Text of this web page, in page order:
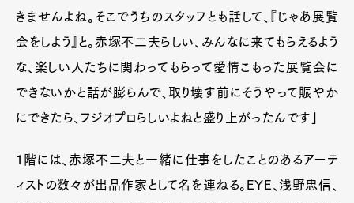
きませんよね。そこでうちのスタッフとも話して、『じゃあ展覧
会をしよう』と。赤塚不二夫らしい、みんなに来てもらえるよう
な、楽しい人たちに関わってもらって愛情こもった展覧会に
できないかと話が膨らんで、取り壊す前にそうやって賑やか
にできたら、フジオプロらしいよねと盛り上がったんです」
1階には、赤塚不二夫と一緒に仕事をしたことのあるアーテ
ィストの数々が出品作家として名を連ねる。EYE、浅野忠信、